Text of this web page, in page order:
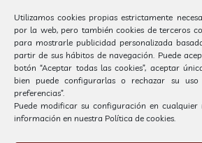
Utilizamos cookies propias estrictamente
por la web, pero también cookies de terceros
para mostrarle publicidad personalizada
partir de sus hábitos de navegación. Puede
botón “Aceptar todas las cookies”, aceptar
bien puede configurarlas o rechazar su
preferencias”.
Puede modificar su configuración en
información en nuestra Política de cookies.
NESE
TC
TEA
TGD